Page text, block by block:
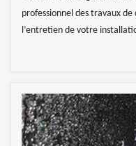
professionnel des travaux
l’entretien de votre